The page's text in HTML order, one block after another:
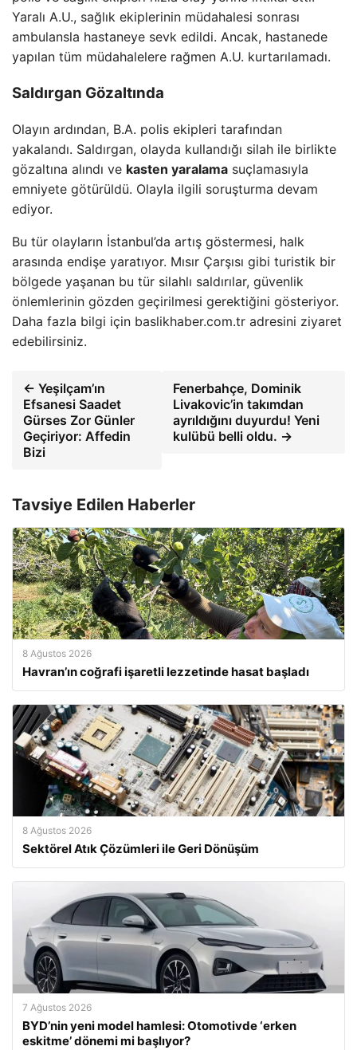
Yaralı A.U., sağlık ekiplerinin müdahalesi sonrası
ambulansla hastaneye sevk edildi. Ancak, hastanede
yapılan tüm müdahalelere rağmen A.U. kurtarılamadı.
Saldırgan Gözaltında
Olayın ardından, B.A. polis ekipleri tarafından
yakalandı. Saldırgan, olayda kullandığı silah ile birlikte
gözaltına alındı ve kasten yaralama suçlamasıyla
emniyete götürüldü. Olayla ilgili soruşturma devam
ediyor.
Bu tür olayların İstanbul’da artış göstermesi, halk
arasında endişe yaratıyor. Mısır Çarşısı gibi turistik bir
bölgede yaşanan bu tür silahlı saldırılar, güvenlik
önlemlerinin gözden geçirilmesi gerektiğini gösteriyor.
Daha fazla bilgi için baslikhaber.com.tr adresini ziyaret
edebilirsiniz.
← Yeşilçam’ın
Efsanesi Saadet
Gürses Zor Günler
Geçiriyor: Affedin
Bizi
Fenerbahçe, Dominik
Livakovic’in takımdan
ayrıldığını duyurdu! Yeni
kulübü belli oldu. →
Tavsiye Edilen Haberler
8 Ağustos 2026
Havran’ın coğrafi işaretli lezzetinde hasat başladı
8 Ağustos 2026
Sektörel Atık Çözümleri ile Geri Dönüşüm
7 Ağustos 2026
BYD’nin yeni model hamlesi: Otomotivde ‘erken
eskitme’ dönemi mi başlıyor?